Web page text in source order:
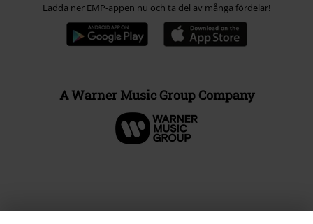
Ladda ner EMP-appen nu och ta del av många fördelar!
A Warner Music Group Company